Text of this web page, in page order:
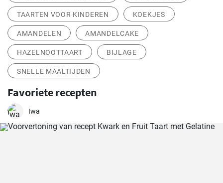
TAARTEN VOOR KINDEREN KOEKJES
AMANDELEN AMANDELCAKE
HAZELNOOTTAART BIJLAGE
SNELLE MAALTIJDEN
Favoriete recepten
Iwa